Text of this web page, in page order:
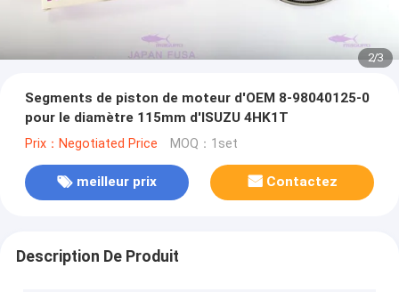
2/3
Segments de piston de moteur d'OEM 8-98040125-0
pour le diamètre 115mm d'ISUZU 4HK1T
Prix：Negotiated Price MOQ：1set
meilleur prix Contactez
Description De Produit